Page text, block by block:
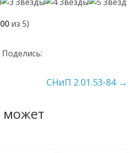
из 5)
Поделись:
СНиП 2.01.53-84 →
может